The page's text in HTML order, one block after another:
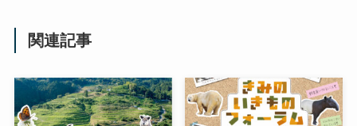
関連記事